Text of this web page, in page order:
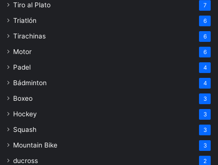
Tiro al Plato 7
Triatlón 6
Tirachinas 6
Motor 6
Padel 4
Bádminton 4
Boxeo 3
Hockey 3
Squash 3
Mountain Bike 3
ducross 2